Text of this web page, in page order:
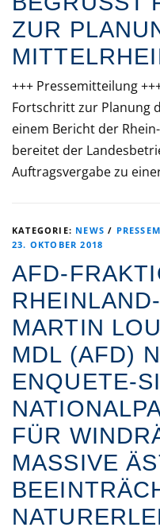
R PLANUNG
+++ Pressemitteilung
Fortschritt zur Planung
einem Bericht der
bereitet der
Auftragsvergabe zu
KATEGORIE: NEWS /
23. OKTOBER 2018
AFD-
MARTIN
MDL (AFD)
ENQUETE-
FÜR
MASSIVE